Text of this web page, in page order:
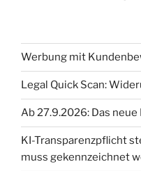
Werbung mit
Legal Quick Scan:
Ab 27.9.2026: Das neue
KI-Transparenzpflicht
muss gekennzeichnet